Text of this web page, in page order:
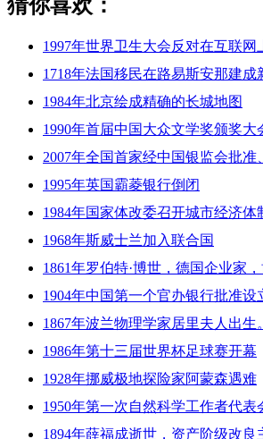
猜你喜欢：
1997年世界卫生大会反对在互联网
1718年法国移民在路易斯安那建成
1984年北京绘成精确的长城地图
1990年首届中国大众文学奖颁奖大
2007年全国首家经中国银监会批
1995年英国霸菱银行倒闭
1984年国家体改委召开城市经济体
1968年斯威士兰加入联合国
1861年罗伯特·博世，德国企业家
1904年中国第一个官办银行批准
1867年波兰物理学家居里夫人出生。
1986年第十三届世界杯足球赛开幕
1928年挪威极地探险家阿蒙森遇难
1950年第一次自然科学工作者代表
1894年薛福成逝世，资产阶级改良